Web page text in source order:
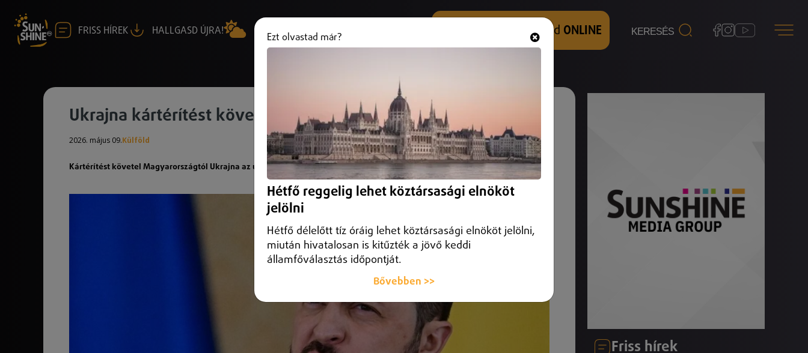
FRISS HÍREK HALLGASD ÚJRA! +36 (20) 316 3000 Hallgasd és nézd ONLINE
Ukrajna kártérítést követel Magyarországtól
2026. május 09.Külföld
Kártérítést követel Magyarországtól Ukrajna az úgynevezett aranykonvoj ügyében.
Friss hírek
Ezt olvastad már?
Hétfő reggelig lehet köztársasági elnököt
jelölni
Hétfő délelőtt tíz óráig lehet köztársasági elnököt jelölni,
miután hivatalosan is kitűzték a jövő keddi
államfőválasztás időpontját.
Bővebben >>